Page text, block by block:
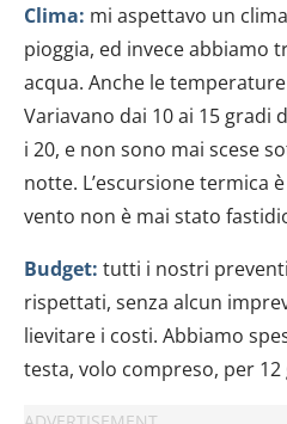
Clima: mi aspettavo un
pioggia, ed invece abbiamo
acqua. Anche le
Variavano dai 10 ai 15 gradi
i 20, e non sono mai scese
notte. L’escursione termica
vento non è mai stato
Budget: tutti i nostri
rispettati, senza alcun
lievitare i costi. Abbiamo
testa, volo compreso, per 12